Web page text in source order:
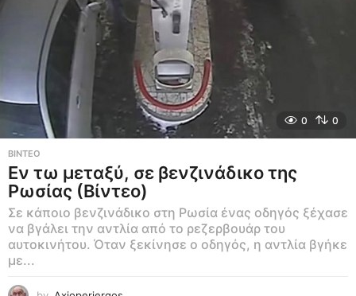
0 0
ΒΊΝΤΕΟ
Εν τω μεταξύ, σε βενζινάδικο της
Ρωσίας (Βίντεο)
Σε κάποιο βενζινάδικο στη Ρωσία ένας οδηγός ξέχασε
να βγάλει την αντλία από το ρεζερβουάρ του
αυτοκινήτου. Όταν ξεκίνησε ο οδηγός, η αντλία βγήκε
με...